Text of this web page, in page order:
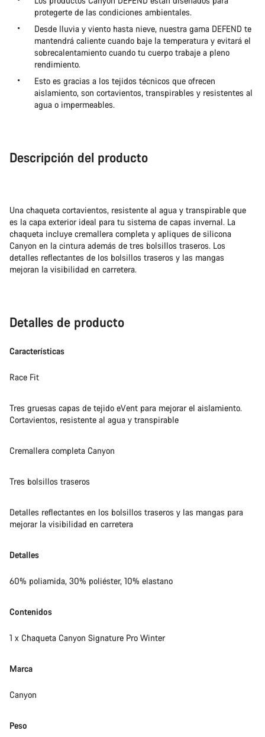
protegerte de las condiciones ambientales.
Desde lluvia y viento hasta nieve, nuestra gama DEFEND te
mantendrá caliente cuando baje la temperatura y evitará el
sobrecalentamiento cuando tu cuerpo trabaje a pleno
rendimiento.
Esto es gracias a los tejidos técnicos que ofrecen
aislamiento, son cortavientos, transpirables y resistentes al
agua o impermeables.
Descripción del producto
Una chaqueta cortavientos, resistente al agua y transpirable que
es la capa exterior ideal para tu sistema de capas invernal. La
chaqueta incluye cremallera completa y apliques de silicona
Canyon en la cintura además de tres bolsillos traseros. Los
detalles reflectantes de los bolsillos traseros y las mangas
mejoran la visibilidad en carretera.
Detalles de producto
Características
Race Fit
Tres gruesas capas de tejido eVent para mejorar el aislamiento.
Cortavientos, resistente al agua y transpirable
Cremallera completa Canyon
Tres bolsillos traseros
Detalles reflectantes en los bolsillos traseros y las mangas para
mejorar la visibilidad en carretera
Detalles
60% poliamida, 30% poliéster, 10% elastano
Contenidos
1 x Chaqueta Canyon Signature Pro Winter
Marca
Canyon
Peso